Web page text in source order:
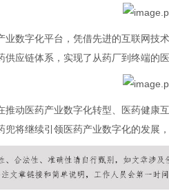
字化平台，凭借先进的互联网技
供应链体系，实现了从药厂到终端的
医药产业数字化转型、医药健康
兜将继续引领医药产业数字化的发展